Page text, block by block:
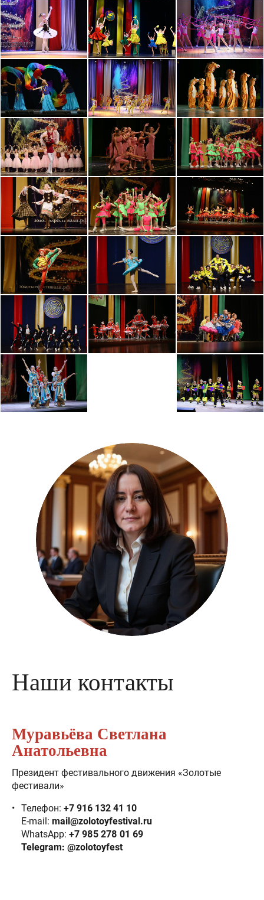
Наши контакты
Муравьёва Светлана
Анатольевна
Президент фестивального движения «Золотые
фестивали»
Телефон: +7 916 132 41 10
E-mail: mail@zolotoyfestival.ru
WhatsApp: +7 985 278 01 69
Telegram: @zolotoyfest